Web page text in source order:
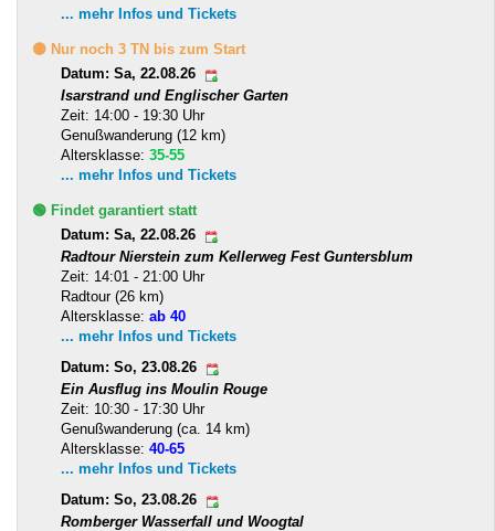
... mehr Infos und Tickets
🟡 Nur noch 3 TN bis zum Start
Datum: Sa, 22.08.26
Isarstrand und Englischer Garten
Zeit: 14:00 - 19:30 Uhr
Genußwanderung (12 km)
Altersklasse: 35-55
... mehr Infos und Tickets
🟢 Findet garantiert statt
Datum: Sa, 22.08.26
Radtour Nierstein zum Kellerweg Fest Guntersblum
Zeit: 14:01 - 21:00 Uhr
Radtour (26 km)
Altersklasse: ab 40
... mehr Infos und Tickets
Datum: So, 23.08.26
Ein Ausflug ins Moulin Rouge
Zeit: 10:30 - 17:30 Uhr
Genußwanderung (ca. 14 km)
Altersklasse: 40-65
... mehr Infos und Tickets
Datum: So, 23.08.26
Romberger Wasserfall und Woogtal